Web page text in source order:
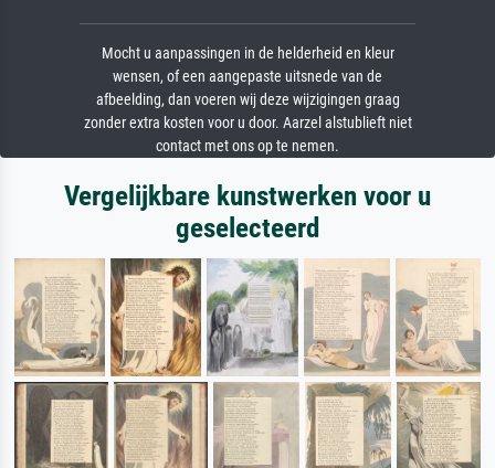
Mocht u aanpassingen in de helderheid en kleur
wensen, of een aangepaste uitsnede van de
afbeelding, dan voeren wij deze wijzigingen graag
zonder extra kosten voor u door. Aarzel alstublieft niet
contact met ons op te nemen.
Vergelijkbare kunstwerken voor u
geselecteerd